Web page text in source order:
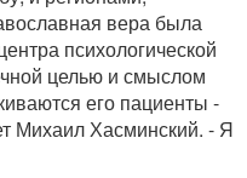
вера была
психологической
целью и смыслом
его пациенты -
Михаил Хасминский. - Я